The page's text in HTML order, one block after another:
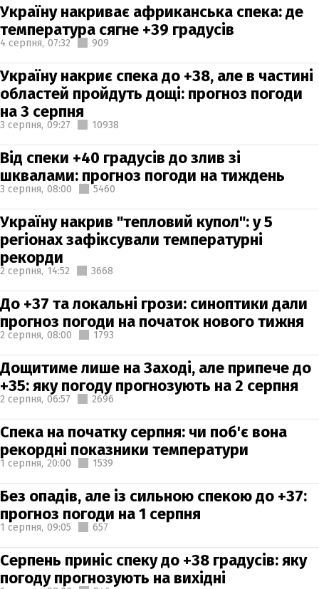
Україну накриває африканська спека: де
температура сягне +39 градусів
4 серпня, 07:32 909
Україну накриє спека до +38, але в частині
областей пройдуть дощі: прогноз погоди
на 3 серпня
3 серпня, 09:27 10938
Від спеки +40 градусів до злив зі
шквалами: прогноз погоди на тиждень
3 серпня, 08:00 5460
Україну накрив "тепловий купол": у 5
регіонах зафіксували температурні
рекорди
2 серпня, 14:52 3668
До +37 та локальні грози: синоптики дали
прогноз погоди на початок нового тижня
2 серпня, 08:00 1793
Дощитиме лише на Заході, але припече до
+35: яку погоду прогнозують на 2 серпня
2 серпня, 06:57 2696
Спека на початку серпня: чи поб'є вона
рекордні показники температури
1 серпня, 20:00 1539
Без опадів, але із сильною спекою до +37:
прогноз погоди на 1 серпня
1 серпня, 09:05 657
Серпень приніс спеку до +38 градусів: яку
погоду прогнозують на вихідні